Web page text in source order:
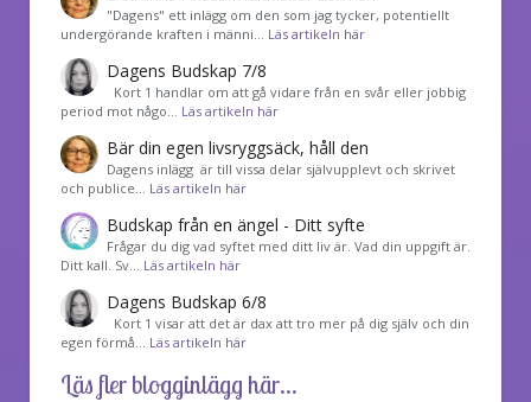
"Dagens" ett inlägg om den som jag tycker, potentiellt
undergörande kraften i männi… Läs artikeln här
Dagens Budskap 7/8
Kort 1 handlar om att gå vidare från en svår eller jobbig
period mot någo… Läs artikeln här
Bär din egen livsryggsäck, håll den
Dagens inlägg är till vissa delar självupplevt och skrivet
och publice… Läs artikeln här
Budskap från en ängel - Ditt syfte
Frågar du dig vad syftet med ditt liv är. Vad din uppgift är.
Ditt kall. Sv… Läs artikeln här
Dagens Budskap 6/8
Kort 1 visar att det är dax att tro mer på dig själv och din
egen förmå… Läs artikeln här
Läs fler blogginlägg här...